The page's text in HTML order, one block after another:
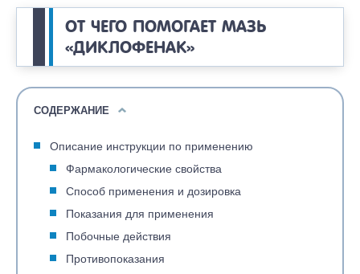
ОТ ЧЕГО ПОМОГАЕТ МАЗЬ
«ДИКЛОФЕНАК»
СОДЕРЖАНИЕ
Описание инструкции по применению
Фармакологические свойства
Способ применения и дозировка
Показания для применения
Побочные действия
Противопоказания